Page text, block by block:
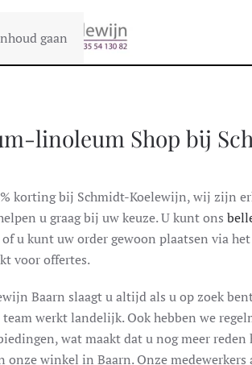
gaan
linoleum Shop bij
korting bij Schmidt-Koelewijn, wij zijn
u graag bij uw keuze. U kunt ons
of u kunt uw order gewoon plaatsen via
voor offertes.
Baarn slaagt u altijd als u op zoek
werkt landelijk. Ook hebben we
wat maakt dat u nog meer reden
winkel in Baarn. Onze